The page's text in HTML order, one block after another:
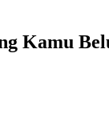
Kamu